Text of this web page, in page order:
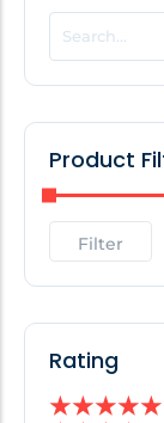
POPULAR
No
No
Product
Filter
Rating
★★★★★